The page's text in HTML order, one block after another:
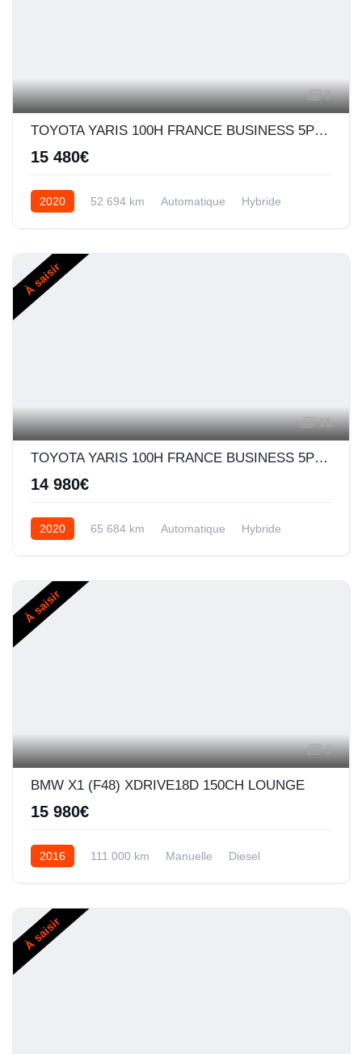
7
TOYOTA YARIS 100H FRANCE BUSINESS 5P MY19
15 480€
2020 52 694 km Automatique Hybride
À saisir
11
TOYOTA YARIS 100H FRANCE BUSINESS 5P MY19
14 980€
2020 65 684 km Automatique Hybride
À saisir
6
BMW X1 (F48) XDRIVE18D 150CH LOUNGE
15 980€
2016 111 000 km Manuelle Diesel
À saisir